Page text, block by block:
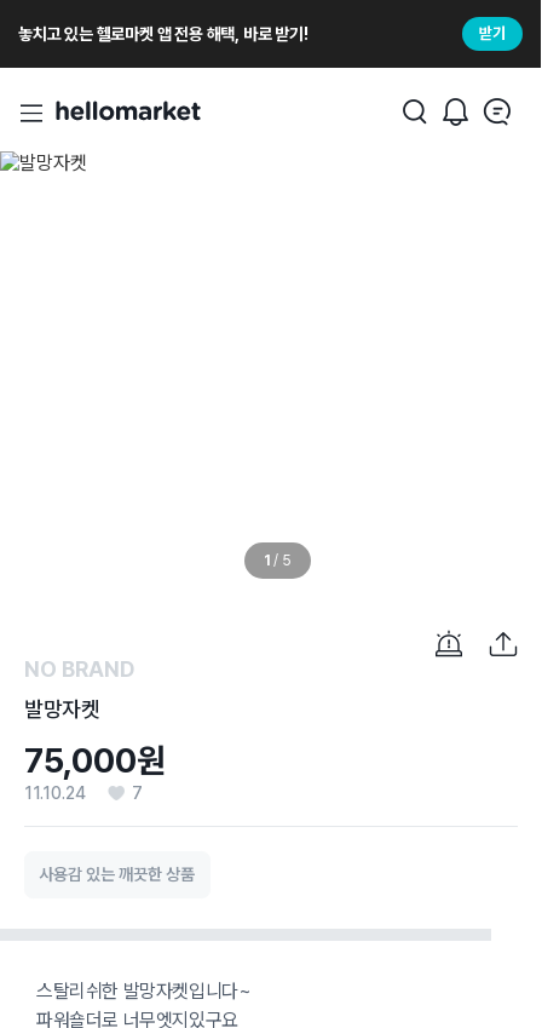
놓치고 있는 헬로마켓 앱 전용 해택, 바로 받기! 받기
1 / 5
NO BRAND
발망자켓
75,000원
11.10.24 7
사용감 있는 깨끗한 상품
스탈리쉬한 발망자켓입니다~
파워숄더로 너무엣지있구요